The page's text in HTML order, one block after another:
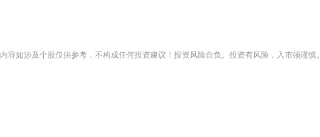
内容如涉及个股仅供参考，不构成任何投资建议！投资风险自负。投资有风险，入市须谨慎。